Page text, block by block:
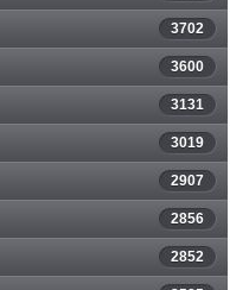
3702
3600
3131
3019
2907
2856
2852